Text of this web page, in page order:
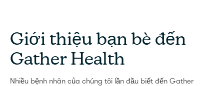
Giới thiệu bạn bè đến
Gather Health
Nhiều bệnh nhân của chúng tôi lần đầu biết đến Gather